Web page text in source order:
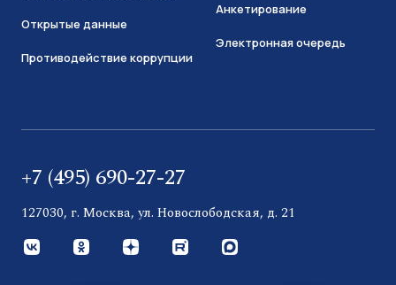
Открытые данные
Противодействие коррупции
Анкетирование
Электронная очередь
+7 (495) 690-27-27
127030, г. Москва, ул. Новослободская, д. 21